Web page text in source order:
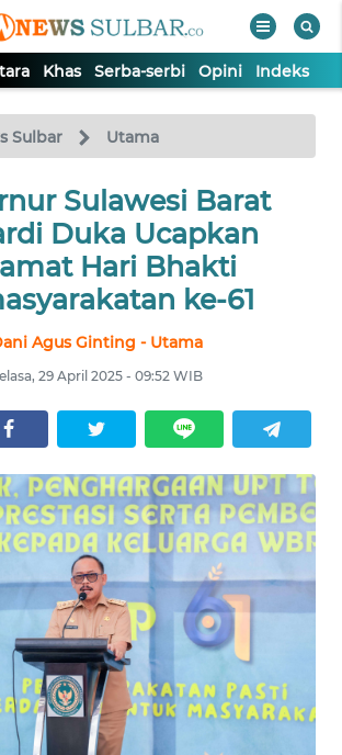
Khas Serba-serbi Opini Indeks
Sulbar Utama
Sulawesi Barat
Duka Ucapkan
Hari Bhakti
ke-61
Agus Ginting - Utama
29 April 2025 - 09:52 WIB